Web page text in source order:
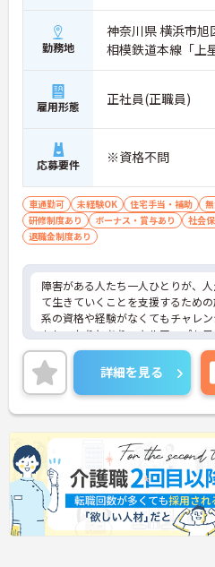
勤務地
神奈川県 横浜市旭
相模鉄道本線「上
雇用形態 正社員(正職員)
応募要件 ※資格不問
車通勤可 未経験OK 住宅手当・補助
研修制度あり
ボーナス・賞与あり 社会
退職金制度あり
障害がある人たち一人ひとりが、
て生きていくことを支援するため
系の資格や経験がなくてもチャレ
もしっかりとありスキルアップも
は4ヶ月以上の支給実績もありモチ
つながります。ご興味ある方には、
トなど、さらに詳細をお話しいた
にご相談ください！
詳細を見る